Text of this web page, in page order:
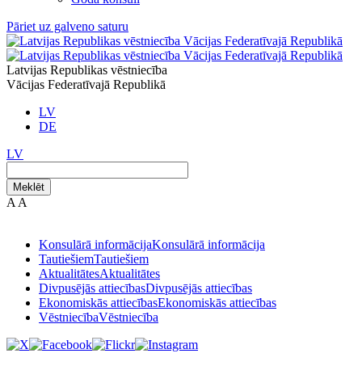
Pāriet uz galveno saturu
Latvijas Republikas vēstniecība
Vācijas Federatīvajā Republikā
LV
DE
LV
Meklēt
A A
Konsulārā informācijaKonsulārā informācija
TautiešiemTautiešiem
AktualitātesAktualitātes
Divpusējās attiecībasDivpusējās attiecības
Ekonomiskās attiecībasEkonomiskās attiecības
VēstniecībaVēstniecība